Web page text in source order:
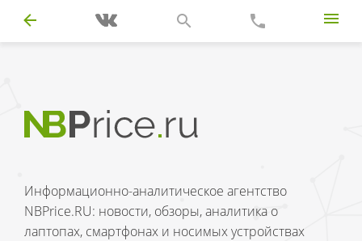
Информационно-аналитическое агентство
NBPrice.RU: новости, обзоры, аналитика о
лаптопах, смартфонах и носимых устройствах